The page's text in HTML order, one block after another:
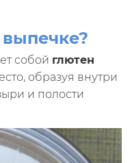
собой глютен
образуя внутри
и полости